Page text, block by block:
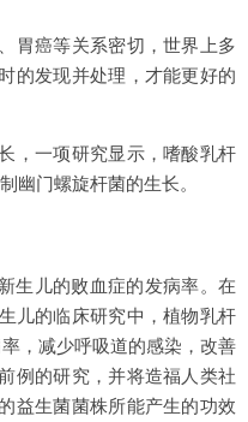
胃癌等关系密切，世界上多
的发现并处理，才能更好的
，一项研究显示，嗜酸乳杆
幽门螺旋杆菌的生长。
生儿的败血症的发病率。在
儿的临床研究中，植物乳杆
，减少呼吸道的感染，改善
例的研究，并将造福人类社
益生菌菌株所能产生的功效